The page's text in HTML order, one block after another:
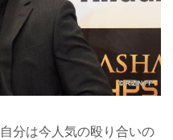
分は今人気の殴り合いの